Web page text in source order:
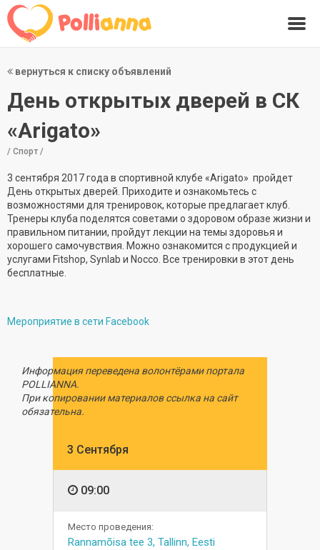
вернуться к списку объявлений
День открытых дверей в СК
«Arigato»
/ Спорт /
3 сентября 2017 года в спортивной клубе «Arigato» пройдет
День открытых дверей. Приходите и ознакомьтесь с
возможностями для тренировок, которые предлагает клуб.
Тренеры клуба поделятся советами о здоровом образе жизни и
правильном питании, пройдут лекции на темы здоровья и
хорошего самочувствия. Можно ознакомится с продукцией и
услугами Fitshop, Synlab и Nocco. Все тренировки в этот день
бесплатные.
Мероприятие в сети Facebook
Информация переведена волонтёрами портала
POLLIANNA.
При копировании материалов ссылка на сайт
обязательна.
3 Сентября
09:00
Место проведения:
Rannamõisa tee 3, Tallinn, Eesti